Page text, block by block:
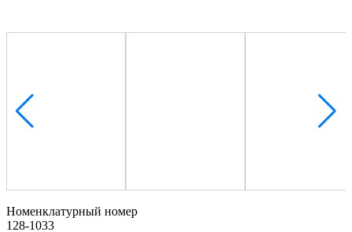
Номенклатурный номер
128-1033